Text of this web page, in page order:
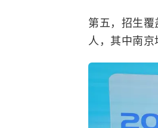
第五，招生
人，其中南京